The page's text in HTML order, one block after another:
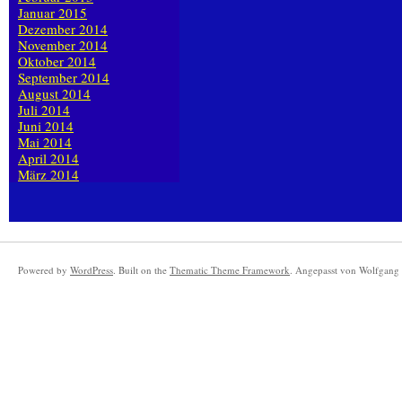
Januar 2015
Dezember 2014
November 2014
Oktober 2014
September 2014
August 2014
Juli 2014
Juni 2014
Mai 2014
April 2014
März 2014
Powered by WordPress. Built on the Thematic Theme Framework. Angepasst von